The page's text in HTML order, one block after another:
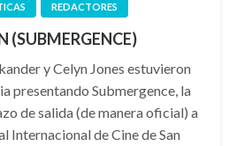
REDACTORES
(SUBMERGENCE)
y Celyn Jones estuvieron
presentando Submergence, la
de salida (de manera oficial) a
Internacional de Cine de San